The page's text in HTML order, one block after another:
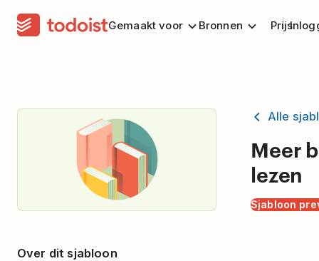
Gemaakt voor Bronnen Prijs
Alle
Meer
lezen
Sjabloon
Over dit sjabloon